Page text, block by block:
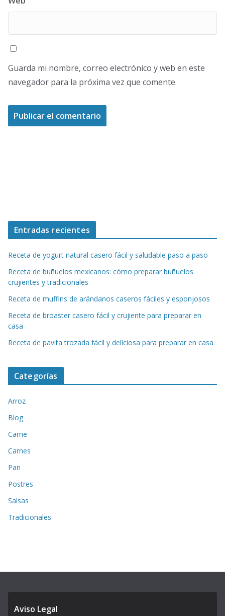
Guarda mi nombre, correo electrónico y web en este
navegador para la próxima vez que comente.
Entradas recientes
Receta de yogurt natural casero fácil y saludable paso a paso
Receta de buñuelos mexicanos: cómo preparar buñuelos
crujientes y tradicionales
Receta de muffins de arándanos caseros fáciles y esponjosos
Receta de broaster casero fácil y crujiente para preparar en
casa
Receta de pavita trozada fácil y deliciosa para preparar en casa
Categorías
Arroz
Blog
Carne
Carnes
Pan
Postres
Salsas
Tradicionales
Aviso Legal